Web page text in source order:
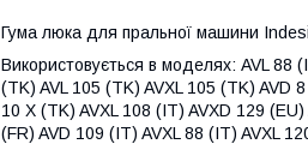
Гума люка для пральної машини
Використовується в моделях: AVL 88
(TK) AVL 105 (TK) AVXL 105 (TK) AVD
10 X (TK) AVXL 108 (IT) AVXD 129
(FR) AVD 109 (IT) AVXL 88 (IT) AVXL